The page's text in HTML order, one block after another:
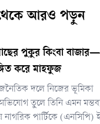
আরও পড়ুন
পুকুর কিংবা বাজার—
করে মাহফুজ
দলে নিজের ভূমিকা
তুলে তিনি এমন
পার্টিকে (এনসিপি)